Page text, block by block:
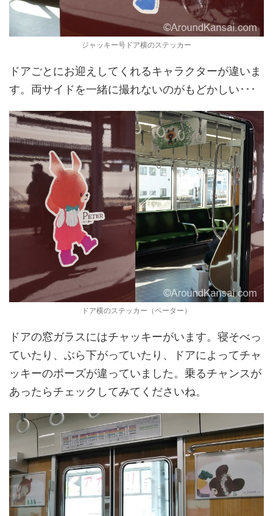
ジャッキー号ドア横のステッカー
ドアごとにお迎えしてくれるキャラクターが違いま
す。両サイドを一緒に撮れないのがもどかしい･･･
ドア横のステッカー（ペーター）
ドアの窓ガラスにはチャッキーがいます。寝そべっ
ていたり、ぶら下がっていたり、ドアによってチャ
ッキーのポーズが違っていました。乗るチャンスが
あったらチェックしてみてくださいね。